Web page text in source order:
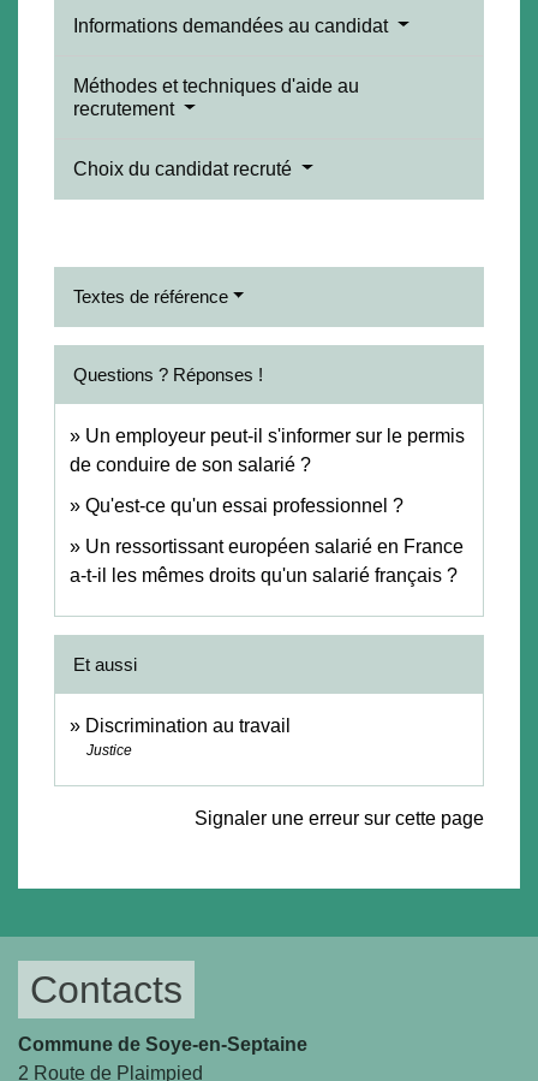
Informations demandées au candidat
Méthodes et techniques d'aide au
recrutement
Choix du candidat recruté
Textes de référence
Questions ? Réponses !
Un employeur peut-il s'informer sur le permis
de conduire de son salarié ?
Qu'est-ce qu'un essai professionnel ?
Un ressortissant européen salarié en France
a-t-il les mêmes droits qu'un salarié français ?
Et aussi
Discrimination au travail
Justice
Signaler une erreur sur cette page
Contacts
Commune de Soye-en-Septaine
2 Route de Plaimpied